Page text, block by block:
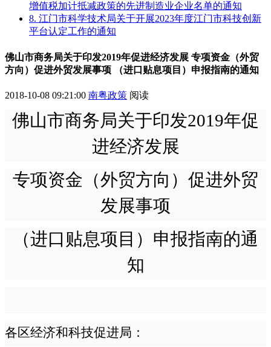
增值税加计抵减政策的先进制造业企业名单的通知
8. 江门市科学技术局关于开展2023年度江门市科技创新
平台认定工作的通知
佛山市商务局关于印发2019年促进经济发展 专项资金（外贸
方向）促进外贸发展事项 （进口贴息项目）申报指南的通知
2018-10-08 09:21:00 南粤政策 阅读
佛山市商务局关于印发2019年促
进经济发展
专项资金（外贸方向）促进外贸
发展事项
（进口贴息项目）申报指南的通
知
各区经济和科技促进局：